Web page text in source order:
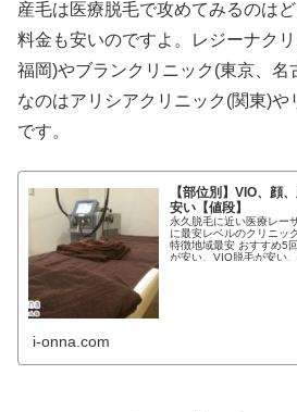
産毛は医療脱毛で攻めてみるのは
料金も安いのですよ。レジーナクリ
福岡)やブランクリニック(東京、名
なのはアリシアクリニック(関東)や
です。
【部位別】VIO、顔
安い【値段】
永久脱毛に近い医療レー
に最安レベルのクリニッ
特徴地域最安 おすすめ5
が安い、VIO脱毛が安い
i-onna.com